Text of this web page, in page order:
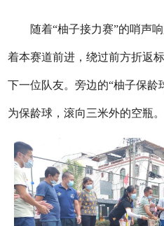
随着“柚子接力赛”的哨声响
着本赛道前进，绕过前方折返
下一位队友。旁边的“柚子保龄
为保龄球，滚向三米外的空瓶。